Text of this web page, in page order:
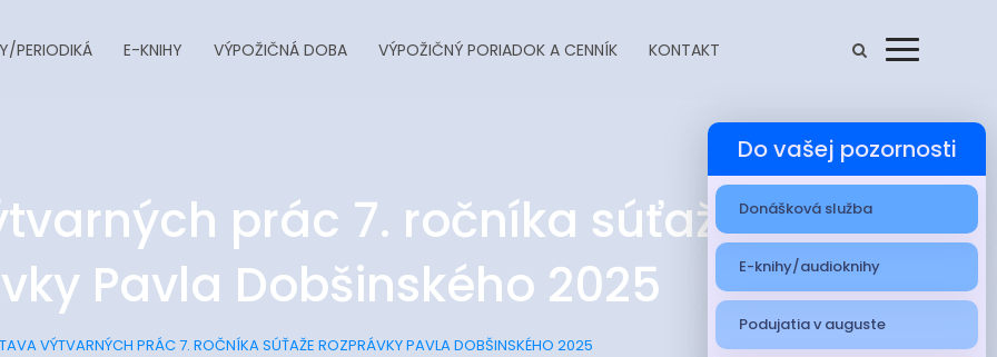
PERIODIKÁ E-KNIHY VÝPOŽIČNÁ DOBA VÝPOŽIČNÝ PORIADOK A CENNÍK KONTAKT
prác 7. ročníka súťaže
Pavla Dobšinského 2025
VÝTVARNÝCH PRÁC 7. ROČNÍKA SÚŤAŽE ROZPRÁVKY PAVLA DOBŠINSKÉHO 2025
Do vašej pozornosti
Donášková služba
E-knihy/audioknihy
Podujatia v auguste